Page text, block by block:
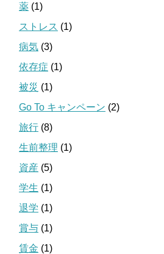
薬 (1)
ストレス (1)
病気 (3)
依存症 (1)
被災 (1)
Go To キャンペーン (2)
旅行 (8)
生前整理 (1)
資産 (5)
学生 (1)
退学 (1)
賞与 (1)
賃金 (1)